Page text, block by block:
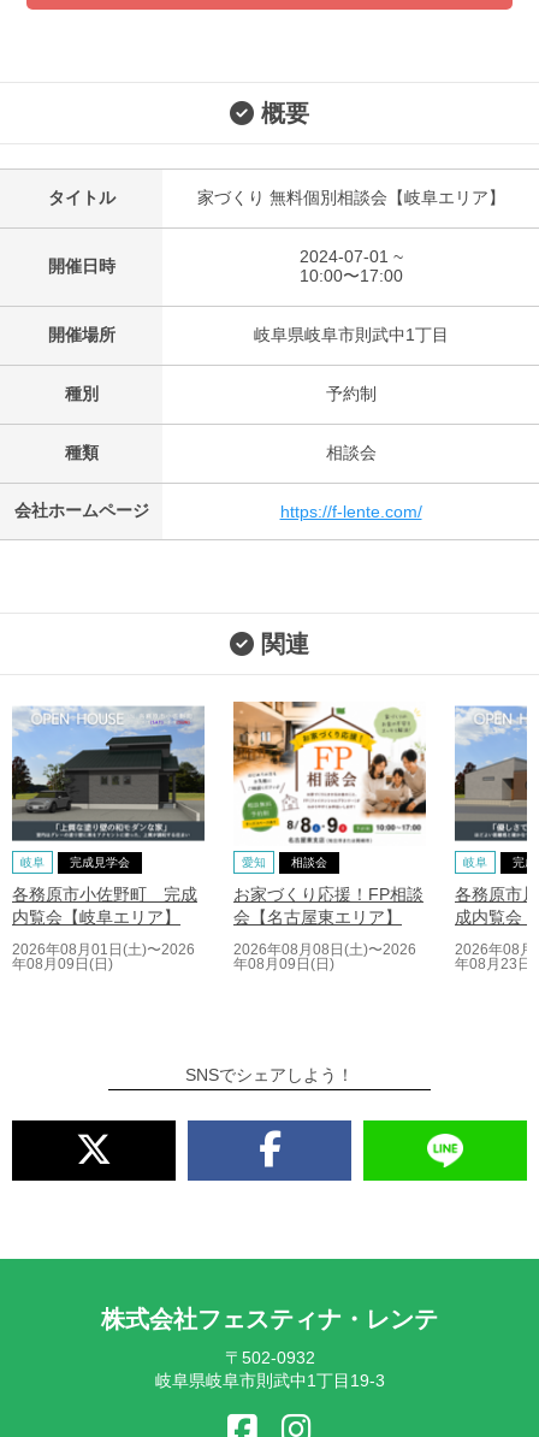
概要
タイトル 家づくり 無料個別相談会【岐阜エリア】
開催日時
2024-07-01 ~
10:00〜17:00
開催場所 岐阜県岐阜市則武中1丁目
種別 予約制
種類 相談会
会社ホームページ https://f-lente.com/
関連
岐阜 完成見学会
各務原市小佐野町 完成
内覧会【岐阜エリア】
2026年08月01日(土)〜2026
年08月09日(日)
愛知 相談会
お家づくり応援！FP相談
会【名古屋東エリア】
2026年08月08日(土)〜2026
年08月09日(日)
岐阜 完成
各務原市
成内覧会
2026年08月
年08月23日(
SNSでシェアしよう！
株式会社フェスティナ・レンテ
〒502-0932
岐阜県岐阜市則武中1丁目19-3